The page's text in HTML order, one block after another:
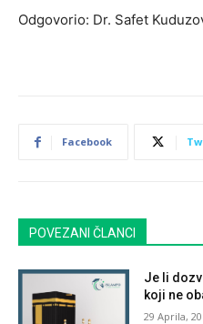
Odgovorio: Dr. Safet
Facebook
POVEZANI ČLANCI
Je li
koji ne
29 Aprila,